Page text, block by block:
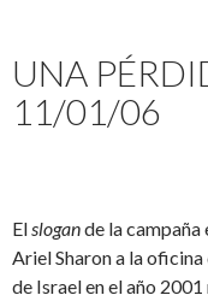
UNA
11/01/06
El slogande la
Ariel Sharon a la
de Israel en el año